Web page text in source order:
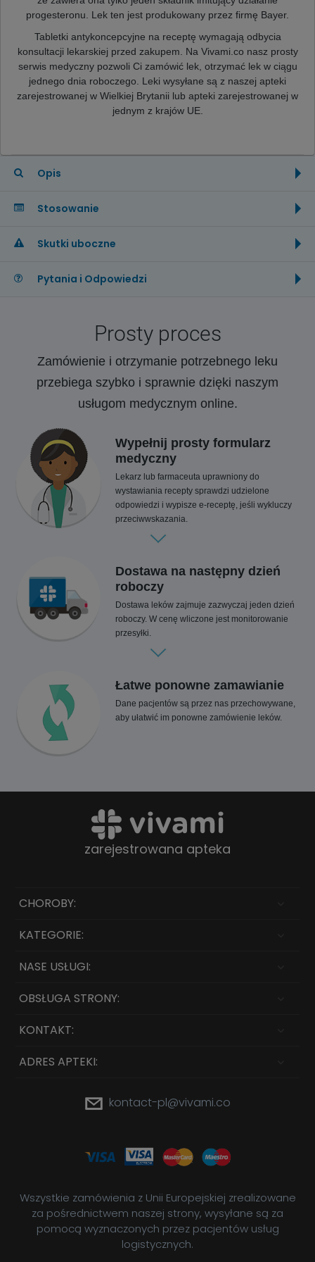
progesteronu. Lek ten jest produkowany przez firmę Bayer.
Tabletki antykoncepcyjne na receptę wymagają odbycia
konsultacji lekarskiej przed zakupem. Na Vivami.co nasz prosty
serwis medyczny pozwoli Ci zamówić lek, otrzymać lek w ciągu
jednego dnia roboczego. Leki wysyłane są z naszej apteki
zarejestrowanej w Wielkiej Brytanii lub apteki zarejestrowanej w
jednym z krajów UE.
Opis
Stosowanie
Skutki uboczne
Pytania i Odpowiedzi
Prosty proces
Zamówienie i otrzymanie potrzebnego leku
przebiega szybko i sprawnie dzięki naszym
usługom medycznym online.
Wypełnij prosty formularz
medyczny
Lekarz lub farmaceuta uprawniony do
wystawiania recepty sprawdzi udzielone
odpowiedzi i wypisze e-receptę, jeśli wykluczy
przeciwwskazania.
Dostawa na następny dzień
roboczy
Dostawa leków zajmuje zazwyczaj jeden dzień
roboczy. W cenę wliczone jest monitorowanie
przesyłki.
Łatwe ponowne zamawianie
Dane pacjentów są przez nas przechowywane,
aby ułatwić im ponowne zamówienie leków.
zarejestrowana apteka
CHOROBY:
KATEGORIE:
NASE USŁUGI:
OBSŁUGA STRONY:
KONTAKT:
ADRES APTEKI:
kontact-pl@vivami.co
Wszystkie zamówienia z Unii Europejskiej zrealizowane
za pośrednictwem naszej strony, wysyłane są za
pomocą wyznaczonych przez pacjentów usług
logistycznych.